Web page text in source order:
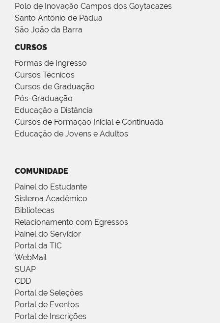
Polo de Inovação Campos dos Goytacazes
Santo Antônio de Pádua
São João da Barra
CURSOS
Formas de Ingresso
Cursos Técnicos
Cursos de Graduação
Pós-Graduação
Educação a Distância
Cursos de Formação Inicial e Continuada
Educação de Jovens e Adultos
COMUNIDADE
Painel do Estudante
Sistema Acadêmico
Bibliotecas
Relacionamento com Egressos
Painel do Servidor
Portal da TIC
WebMail
SUAP
CDD
Portal de Seleções
Portal de Eventos
Portal de Inscrições